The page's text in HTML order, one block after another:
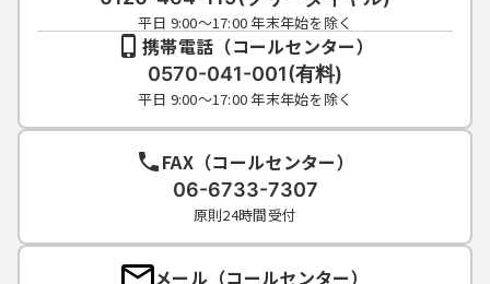
平日 9:00～17:00 年末年始を除く
携帯電話（コールセンター）
0570-041-001(有料)
平日 9:00～17:00 年末年始を除く
FAX（コールセンター）
06-6733-7307
原則24時間受付
メール（コールセンター）